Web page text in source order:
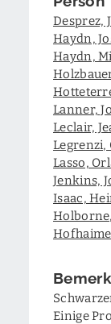
Desprez,
Haydn,
Haydn,
Lanner,
Leclair,
Legrenzi,
Lasso,
Jenkins,
Isaac,
Einige